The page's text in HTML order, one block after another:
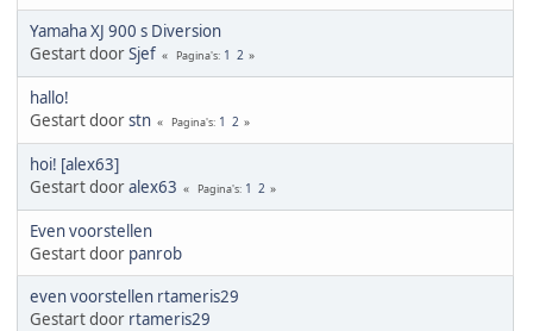
Yamaha XJ 900 s Diversion
Gestart doorSjef Pagina's 1 2
hallo!
Gestart doorstn Pagina's 1 2
hoi! [alex63]
Gestart dooralex63 Pagina's 1 2
Even voorstellen
Gestart door panrob
even voorstellen rtameris29
Gestart door rtameris29